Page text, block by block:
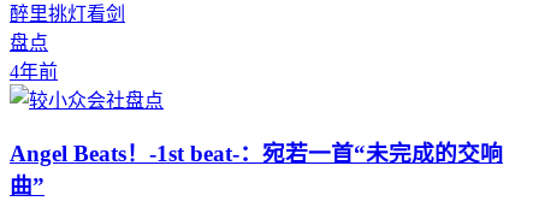
醉里挑灯看剑
盘点
4年前
Angel Beats！-1st beat-：宛若一首“未完成的交响
曲”